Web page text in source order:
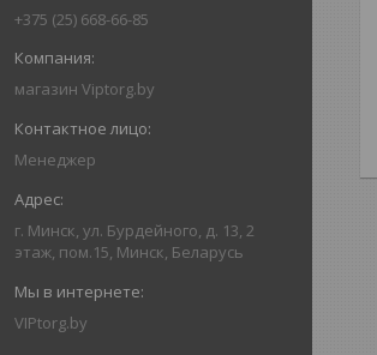
+375 (25) 668-66-85
магазин Viptorg.by
Менеджер
г. Минск, ул. Бурдейного, д. 13, 2
этаж, пом.15, Минск, Беларусь
VIPtorg.by